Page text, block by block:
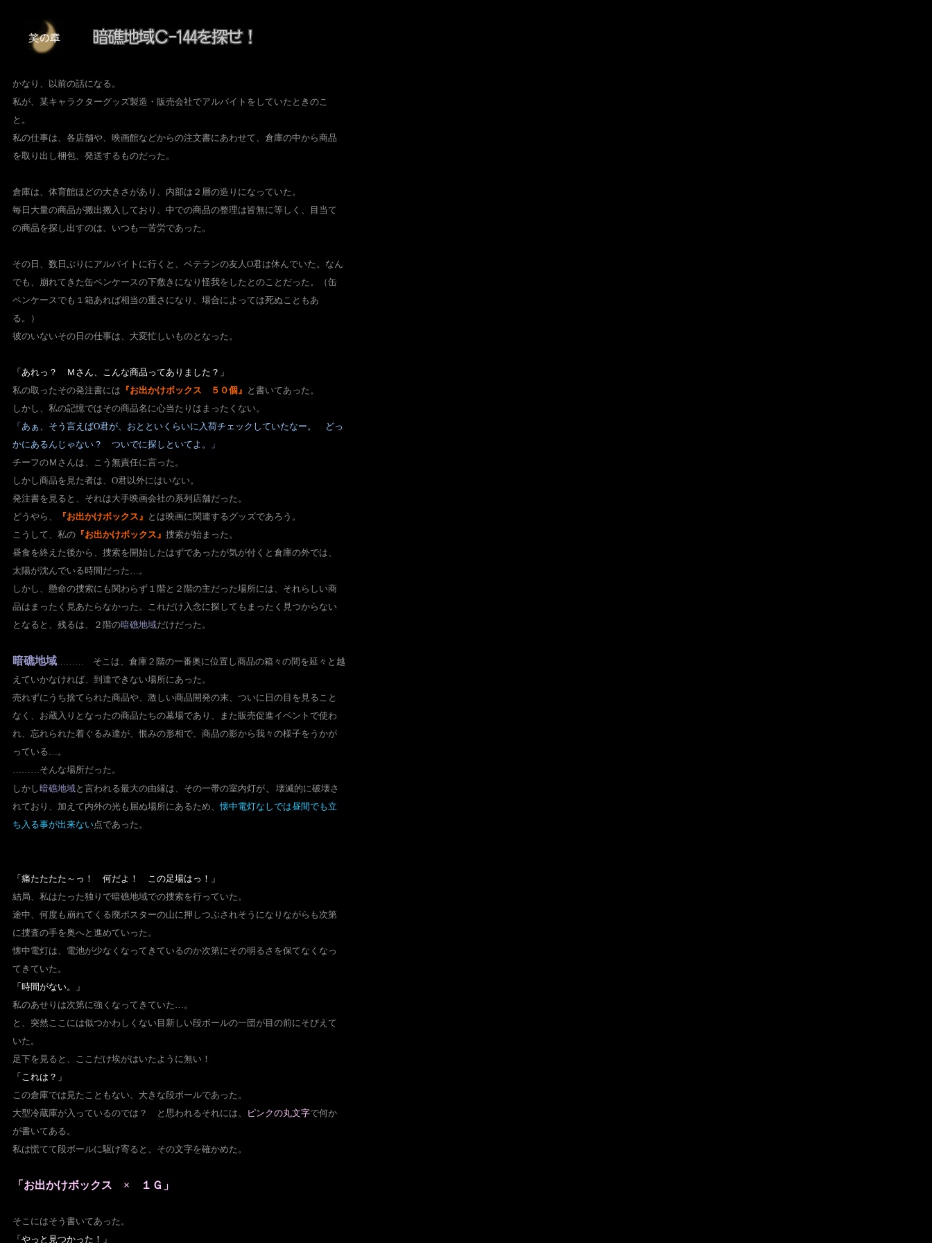
かなり、以前の話になる。
私が、某キャラクターグッズ製造・販売会社でアルバイトをしていたときのこ
と。
私の仕事は、各店舗や、映画館などからの注文書にあわせて、倉庫の中から商品
を取り出し梱包、発送するものだった。
倉庫は、体育館ほどの大きさがあり、内部は２層の造りになっていた。
毎日大量の商品が搬出搬入しており、中での商品の整理は皆無に等しく、
目当て
の商品を探し出すのは、いつも一苦労であった。
その日、数日ぶりにアルバイトに行くと、ベテランの友人O君は休んでいた。 なん
でも、崩れてきた缶ペンケースの下敷きになり怪我をしたとのことだった。
（缶
ペンケースでも１箱あれば相当の重さになり、場合によっては死ぬこともあ
る。）
彼のいないその日の仕事は、大変忙しいものとなった。
「あれっ？ Ｍさん、こんな商品ってありました？」
私の取ったその発注書には 『お出かけボックス ５０個』 と書いてあった。
しかし、私の記憶ではその商品名に心当たりはまったくない。
「あぁ、そう言えばO君が、おとといくらいに入荷チェックしていたなー。
どっ
かにあるんじゃない？ ついでに探しといてよ。」
チーフのＭさんは、こう無責任に言った。
しかし商品を見た者は、O君以外にはいない。
発注書を見ると、それは大手映画会社の系列店舗だった。
どうやら、
『お出かけボックス』 とは映画に関連するグッズであろう。
こうして、私の 『お出かけボックス』 捜索が始まった。
昼食を終えた後から、捜索を開始したはずであったが気が付くと倉庫の外では、
太陽が沈んでいる時間だった…。
しかし、懸命の捜索にも関わらず１階と２階の主だった場所には、 それらしい商
品はまったく見あたらなかった。 これだけ入念に探してもまったく見つからない
となると、残るは、２階の暗礁地域だけだった。
暗礁地域……… そこは、倉庫２階の一番奥に位置し商品の箱々の間を延々と越
えていかなければ、到達できない場所にあった。
売れずにうち捨てられた商品や、激しい商品開発の末、 ついに日の目を見ること
なく、お蔵入りとなったの商品たちの墓場であり、
また販売促進イベントで使わ
れ、忘れられた着ぐるみ達が、 恨みの形相で、商品の影から我々の様子をうかが
っている…。
………そんな場所だった。
しかし暗礁地域と言われる最大の由縁は、その一帯の室内灯が
壊滅的に破壊さ
れており、加えて内外の光も届ぬ場所にあるため、懐中電灯なしでは昼間でも立
ち入る事が出来ない点であった。
「痛たたたた～っ！ 何だよ！ この足場はっ！」
結局、私はたった独りで暗礁地域での捜索を行っていた。
途中、何度も崩れてくる廃ポスターの山に押しつぶされそうになりながらも次第
に捜査の手を奥へと進めていった。
懐中電灯は、電池が少なくなってきているのか次第にその明るさを保てなくなっ
てきていた。
「時間がない。」
私のあせりは次第に強くなってきていた…。
と、突然ここには似つかわしくない目新しい段ボールの一団が目の前にそびえて
いた。
足下を見ると、ここだけ埃がはいたように無い！
「これは？」
この倉庫では見たこともない、大きな段ボールであった。
大型冷蔵庫が入っているのでは？ と思われるそれには、
ピンクの丸文字で何か
が書いてある。
私は慌てて段ボールに駆け寄ると、その文字を確かめた。
「お出かけボックス × １Ｇ」
そこにはそう書いてあった。
「やっと見つかった！」